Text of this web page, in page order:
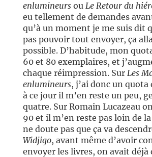
enlumineursou Le Retour du
eu tellement de demandes
qu’à un moment je me suis dit
pas pouvoir tout envoyer, ça
possible. D’habitude, mon
60 et 80 exemplaires, et
chaque réimpression. Sur Les
enlumineurs, j’ai donc un quota
à ce jour il m’en reste un peu,
quatre. Sur Romain Lucazeau
90 et il m’en reste pas loin de
ne doute pas que ça va
Widjigo, avant même d’avoir
envoyer les livres, on avait déjà